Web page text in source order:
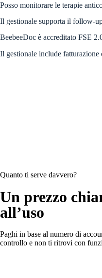
Posso monitorare le terapie
Il gestionale supporta il follow-
BeebeeDoc è accreditato FSE
Il gestionale include fatturazione
Quanto ti serve davvero?
Un prezzo
all’uso
Paghi in base al numero di
controllo e non ti ritrovi con